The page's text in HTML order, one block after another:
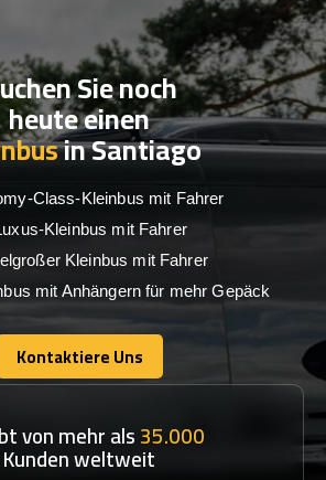
Sie noch
heute einen
in Santiago
Class-Kleinbus mit Fahrer
Kleinbus mit Fahrer
Kleinbus mit Fahrer
mit Anhängern für mehr Gepäck
Kontaktiere Uns
Kontaktiere Uns
von mehr als35.000
Kunden weltweit